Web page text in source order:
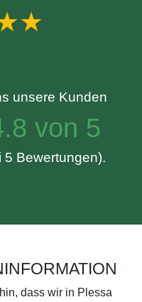
unsere Kunden
von 5
5 Bewertungen).
dass wir in Plessa